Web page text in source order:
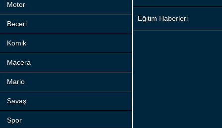
Motor
Beceri
Komik
Macera
Mario
Savaş
Spor
Eğitim Haberleri